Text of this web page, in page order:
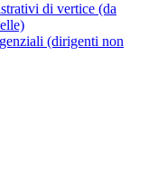
di vertice (da
(dirigenti non